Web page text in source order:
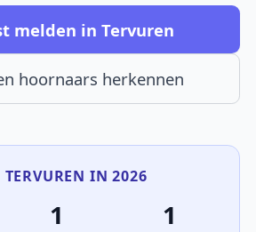
melden in Tervuren
hoornaars herkennen
IN 2026
1 1